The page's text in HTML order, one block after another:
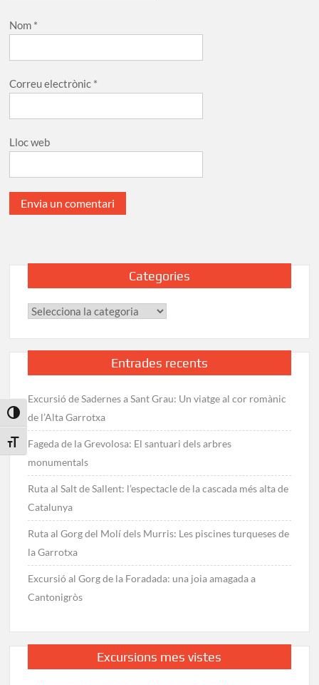
Toggle High Contrast
Toggle Font size
Nom *
Correu electrònic *
Lloc web
Categories
Categories
Entrades recents
Excursió de Sadernes a Sant Grau: Un viatge al cor romànic
de l’Alta Garrotxa
Fageda de la Grevolosa: El santuari dels arbres
monumentals
Ruta al Salt de Sallent: l’espectacle de la cascada més alta de
Catalunya
Ruta al Gorg del Molí dels Murris: Les piscines turqueses de
la Garrotxa
Excursió al Gorg de la Foradada: una joia amagada a
Cantonigròs
Excursions mes vistes